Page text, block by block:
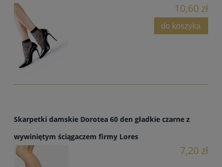
10,60 zł
do koszyka
Skarpetki damskie Dorotea 60 den gładkie czarne z
wywiniętym ściągaczem firmy Lores
7,20 zł